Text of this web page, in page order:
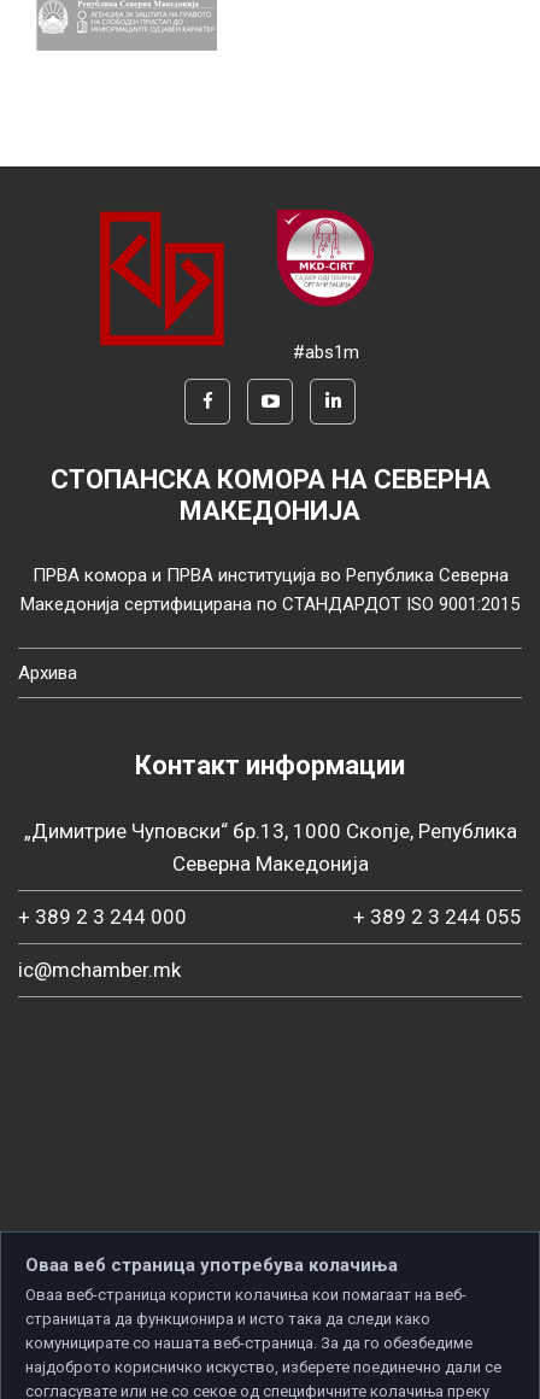
#abs1m
СТОПАНСКА КОМОРА НА СЕВЕРНА
МАКЕДОНИЈА
ПРВА комора и ПРВА институција во Република Северна
Македонија сертифицирана по СТАНДАРДОТ ISO 9001:2015
Архива
Контакт информации
„Димитрие Чуповски“ бр.13, 1000 Скопје, Република
Северна Македонија
+ 389 2 3 244 000 + 389 2 3 244 055
ic@mchamber.mk
Оваа веб страница употребува колачиња
Оваа веб-страница користи колачиња кои помагаат на веб-
страницата да функционира и исто така да следи како
комуницирате со нашата веб-страница. За да го обезбедиме
најдоброто корисничко искуство, изберете поединечно дали се
согласувате или не со секое од специфичните колачиња преку